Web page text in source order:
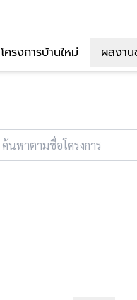
โครงการบ้านใหม่ ผลงา
ค้นหาตามชื่อโครงการ